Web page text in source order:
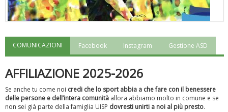
"Superare gli ostacoli": la relazione di Tiziano Pesce al CN Uisp
COMUNICAZIONI Facebook Instagram Gestione ASD
AFFILIAZIONE 2025-2026
Se anche tu come noi credi che lo sport abbia a che fare con il benessere
delle persone e dell’intera comunità allora abbiamo molto in comune e se
non sei già parte della famiglia UISP dovresti unirti a noi al più presto.